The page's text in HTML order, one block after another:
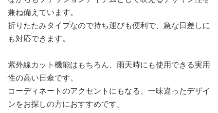
兼ね備えています。
折りたたみタイプなので持ち運びも便利で、急な日差しに
も対応できます。
紫外線カット機能はもちろん、雨天時にも使用できる実用
性の高い日傘です。
コーディネートのアクセントにもなる、一味違ったデザイ
ンをお探しの方におすすめです。